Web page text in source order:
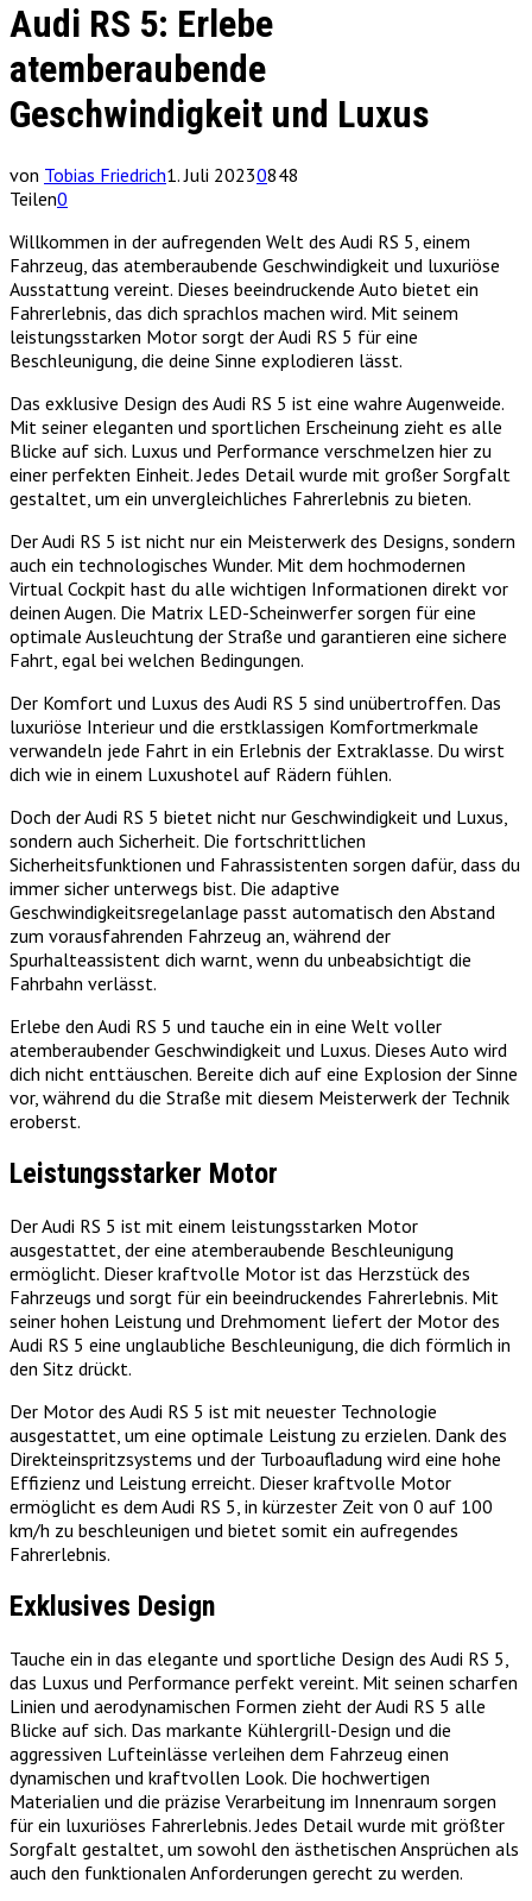
Audi RS 5: Erlebe
atemberaubende
Geschwindigkeit und Luxus
von Tobias Friedrich1. Juli 20230848
Teilen0
Willkommen in der aufregenden Welt des Audi RS 5, einem
Fahrzeug, das atemberaubende Geschwindigkeit und luxuriöse
Ausstattung vereint. Dieses beeindruckende Auto bietet ein
Fahrerlebnis, das dich sprachlos machen wird. Mit seinem
leistungsstarken Motor sorgt der Audi RS 5 für eine
Beschleunigung, die deine Sinne explodieren lässt.
Das exklusive Design des Audi RS 5 ist eine wahre Augenweide.
Mit seiner eleganten und sportlichen Erscheinung zieht es alle
Blicke auf sich. Luxus und Performance verschmelzen hier zu
einer perfekten Einheit. Jedes Detail wurde mit großer Sorgfalt
gestaltet, um ein unvergleichliches Fahrerlebnis zu bieten.
Der Audi RS 5 ist nicht nur ein Meisterwerk des Designs, sondern
auch ein technologisches Wunder. Mit dem hochmodernen
Virtual Cockpit hast du alle wichtigen Informationen direkt vor
deinen Augen. Die Matrix LED-Scheinwerfer sorgen für eine
optimale Ausleuchtung der Straße und garantieren eine sichere
Fahrt, egal bei welchen Bedingungen.
Der Komfort und Luxus des Audi RS 5 sind unübertroffen. Das
luxuriöse Interieur und die erstklassigen Komfortmerkmale
verwandeln jede Fahrt in ein Erlebnis der Extraklasse. Du wirst
dich wie in einem Luxushotel auf Rädern fühlen.
Doch der Audi RS 5 bietet nicht nur Geschwindigkeit und Luxus,
sondern auch Sicherheit. Die fortschrittlichen
Sicherheitsfunktionen und Fahrassistenten sorgen dafür, dass du
immer sicher unterwegs bist. Die adaptive
Geschwindigkeitsregelanlage passt automatisch den Abstand
zum vorausfahrenden Fahrzeug an, während der
Spurhalteassistent dich warnt, wenn du unbeabsichtigt die
Fahrbahn verlässt.
Erlebe den Audi RS 5 und tauche ein in eine Welt voller
atemberaubender Geschwindigkeit und Luxus. Dieses Auto wird
dich nicht enttäuschen. Bereite dich auf eine Explosion der Sinne
vor, während du die Straße mit diesem Meisterwerk der Technik
eroberst.
Leistungsstarker Motor
Der Audi RS 5 ist mit einem leistungsstarken Motor
ausgestattet, der eine atemberaubende Beschleunigung
ermöglicht. Dieser kraftvolle Motor ist das Herzstück des
Fahrzeugs und sorgt für ein beeindruckendes Fahrerlebnis. Mit
seiner hohen Leistung und Drehmoment liefert der Motor des
Audi RS 5 eine unglaubliche Beschleunigung, die dich förmlich in
den Sitz drückt.
Der Motor des Audi RS 5 ist mit neuester Technologie
ausgestattet, um eine optimale Leistung zu erzielen. Dank des
Direkteinspritzsystems und der Turboaufladung wird eine hohe
Effizienz und Leistung erreicht. Dieser kraftvolle Motor
ermöglicht es dem Audi RS 5, in kürzester Zeit von 0 auf 100
km/h zu beschleunigen und bietet somit ein aufregendes
Fahrerlebnis.
Exklusives Design
Tauche ein in das elegante und sportliche Design des Audi RS 5,
das Luxus und Performance perfekt vereint. Mit seinen scharfen
Linien und aerodynamischen Formen zieht der Audi RS 5 alle
Blicke auf sich. Das markante Kühlergrill-Design und die
aggressiven Lufteinlässe verleihen dem Fahrzeug einen
dynamischen und kraftvollen Look. Die hochwertigen
Materialien und die präzise Verarbeitung im Innenraum sorgen
für ein luxuriöses Fahrerlebnis. Jedes Detail wurde mit größter
Sorgfalt gestaltet, um sowohl den ästhetischen Ansprüchen als
auch den funktionalen Anforderungen gerecht zu werden.